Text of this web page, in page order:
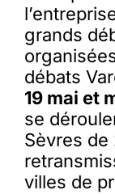
grands
débats
19 mai et
se
Sèvres de
villes de